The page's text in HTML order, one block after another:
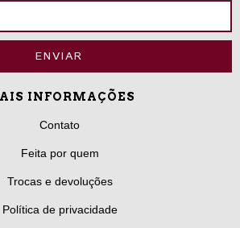
INFORMAÇÕES
Contato
Feita por quem
Trocas e devoluções
Política de privacidade